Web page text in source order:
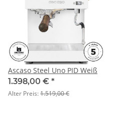
Ascaso Steel Uno PID Weiß
1.398,00 € *
Alter Preis:1.519,00 €